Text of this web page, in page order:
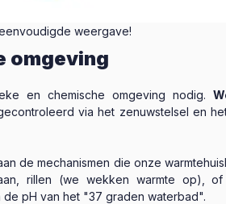
weergave!
omgeving
en chemische omgeving nodig.
via het zenuwstelsel en
de mechanismen die onze
rillen (we wekken warmte
pH van het "37 graden waterbad".